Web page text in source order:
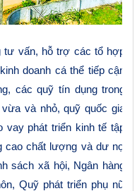
vấn, hỗ trợ các tổ hợp
doanh cá thể tiếp cận
các quỹ tín dụng trong
và nhỏ, quỹ quốc gia
phát triển kinh tế tập
cao chất lượng và dư nợ
sách xã hội, Ngân hàng
Quỹ phát triển phụ nữ